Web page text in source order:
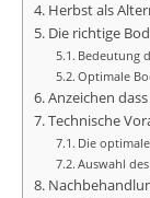
Herbst als
Die richtige
Bedeutung
Optimale
Anzeichen
Technische
Die
Auswahl